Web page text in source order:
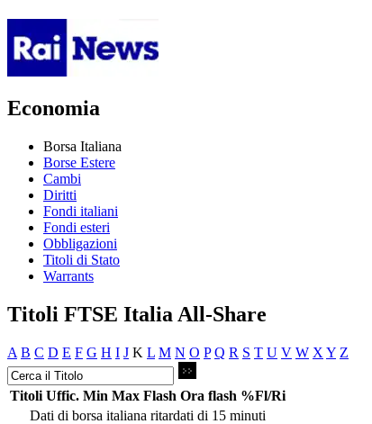
Economia
Borsa Italiana
Borse Estere
Cambi
Diritti
Fondi italiani
Fondi esteri
Obbligazioni
Titoli di Stato
Warrants
Titoli FTSE Italia All-Share
A B C D E F G H I J K L M N O P Q R S T U V W X Y Z
Titoli Uffic. Min Max Flash Ora flash %Fl/Ri
Dati di borsa italiana ritardati di 15 minuti